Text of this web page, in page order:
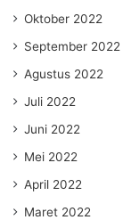
Oktober 2022
September 2022
Agustus 2022
Juli 2022
Juni 2022
Mei 2022
April 2022
Maret 2022